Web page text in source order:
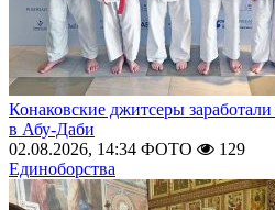
Конаковские джитсеры
в Абу-Даби
02.08.2026, 14:34 ФОТО
129
Единоборства